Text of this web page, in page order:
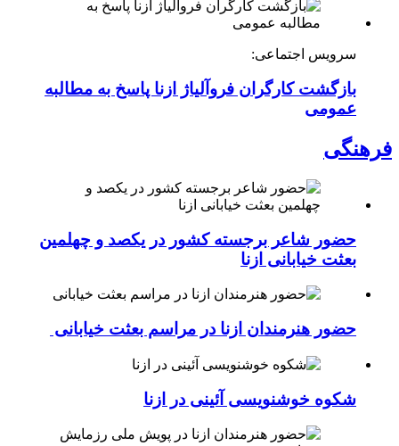
سرویس اجتماعی:
بازگشت کارگران فروآلیاژ ازنا پاسخ به مطالبه
عمومی
فرهنگی
حضور شاعر برجسته کشور در یکصد و چهلمین
بعثت خیابانی ازنا
حضور هنرمندان ازنا در مراسم بعثت خیابانی
شکوه خوشنویسی آئینی در ازنا